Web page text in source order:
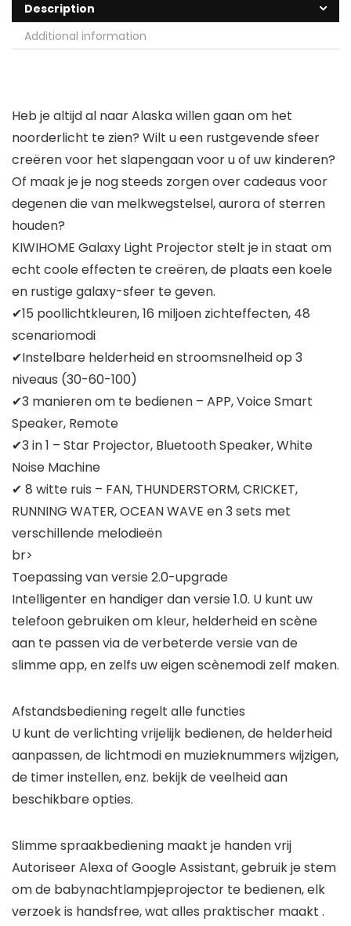
Description
Additional information
Heb je altijd al naar Alaska willen gaan om het
noorderlicht te zien? Wilt u een rustgevende sfeer
creëren voor het slapengaan voor u of uw kinderen?
Of maak je je nog steeds zorgen over cadeaus voor
degenen die van melkwegstelsel, aurora of sterren
houden?
KIWIHOME Galaxy Light Projector stelt je in staat om
echt coole effecten te creëren, de plaats een koele
en rustige galaxy-sfeer te geven.
✔15 poollichtkleuren, 16 miljoen zichteffecten, 48
scenariomodi
✔Instelbare helderheid en stroomsnelheid op 3
niveaus (30-60-100)
✔3 manieren om te bedienen – APP, Voice Smart
Speaker, Remote
✔3 in 1 – Star Projector, Bluetooth Speaker, White
Noise Machine
✔ 8 witte ruis – FAN, THUNDERSTORM, CRICKET,
RUNNING WATER, OCEAN WAVE en 3 sets met
verschillende melodieën
br>
Toepassing van versie 2.0-upgrade
Intelligenter en handiger dan versie 1.0. U kunt uw
telefoon gebruiken om kleur, helderheid en scène
aan te passen via de verbeterde versie van de
slimme app, en zelfs uw eigen scènemodi zelf maken.
Afstandsbediening regelt alle functies
U kunt de verlichting vrijelijk bedienen, de helderheid
aanpassen, de lichtmodi en muzieknummers wijzigen,
de timer instellen, enz. bekijk de veelheid aan
beschikbare opties.
Slimme spraakbediening maakt je handen vrij
Autoriseer Alexa of Google Assistant, gebruik je stem
om de babynachtlampjeprojector te bedienen, elk
verzoek is handsfree, wat alles praktischer maakt .